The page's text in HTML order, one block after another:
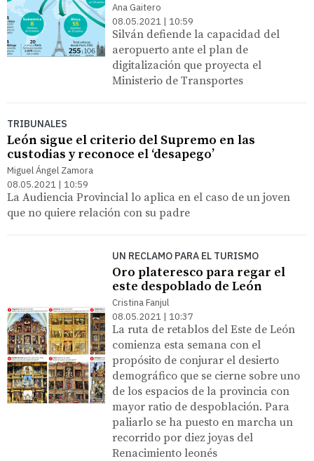
Ana Gaitero
08.05.2021 | 10:59
Silván defiende la capacidad del
aeropuerto ante el plan de
digitalización que proyecta el
Ministerio de Transportes
TRIBUNALES
León sigue el criterio del Supremo en las
custodias y reconoce el ‘desapego’
Miguel Ángel Zamora
08.05.2021 | 10:59
La Audiencia Provincial lo aplica en el caso de un joven
que no quiere relación con su padre
UN RECLAMO PARA EL TURISMO
Oro plateresco para regar el
este despoblado de León
Cristina Fanjul
08.05.2021 | 10:37
La ruta de retablos del Este de León
comienza esta semana con el
propósito de conjurar el desierto
demográfico que se cierne sobre uno
de los espacios de la provincia con
mayor ratio de despoblación. Para
paliarlo se ha puesto en marcha un
recorrido por diez joyas del
Renacimiento leonés